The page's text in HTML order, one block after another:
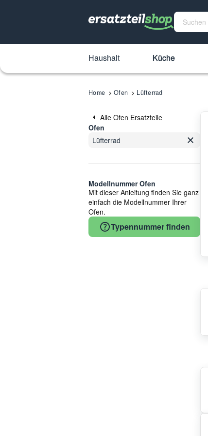
Haushalt Küche
Home Ofen Lüfterrad
Alle Ofen Ersatzteile
Ofen
Lüfterrad
Modellnummer Ofen
Mit dieser Anleitung finden Sie ganz
einfach die Modellnummer Ihrer
Ofen.
Typennummer finden